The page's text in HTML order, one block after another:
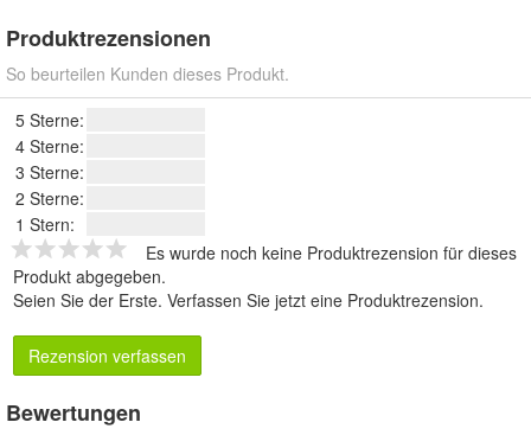
Produktrezensionen
So beurteilen Kunden dieses Produkt.
5 Sterne:
4 Sterne:
3 Sterne:
2 Sterne:
1 Stern:
Es wurde noch keine Produktrezension für dieses
Produkt abgegeben.
Seien Sie der Erste. Verfassen Sie jetzt eine Produktrezension.
Rezension verfassen
Bewertungen